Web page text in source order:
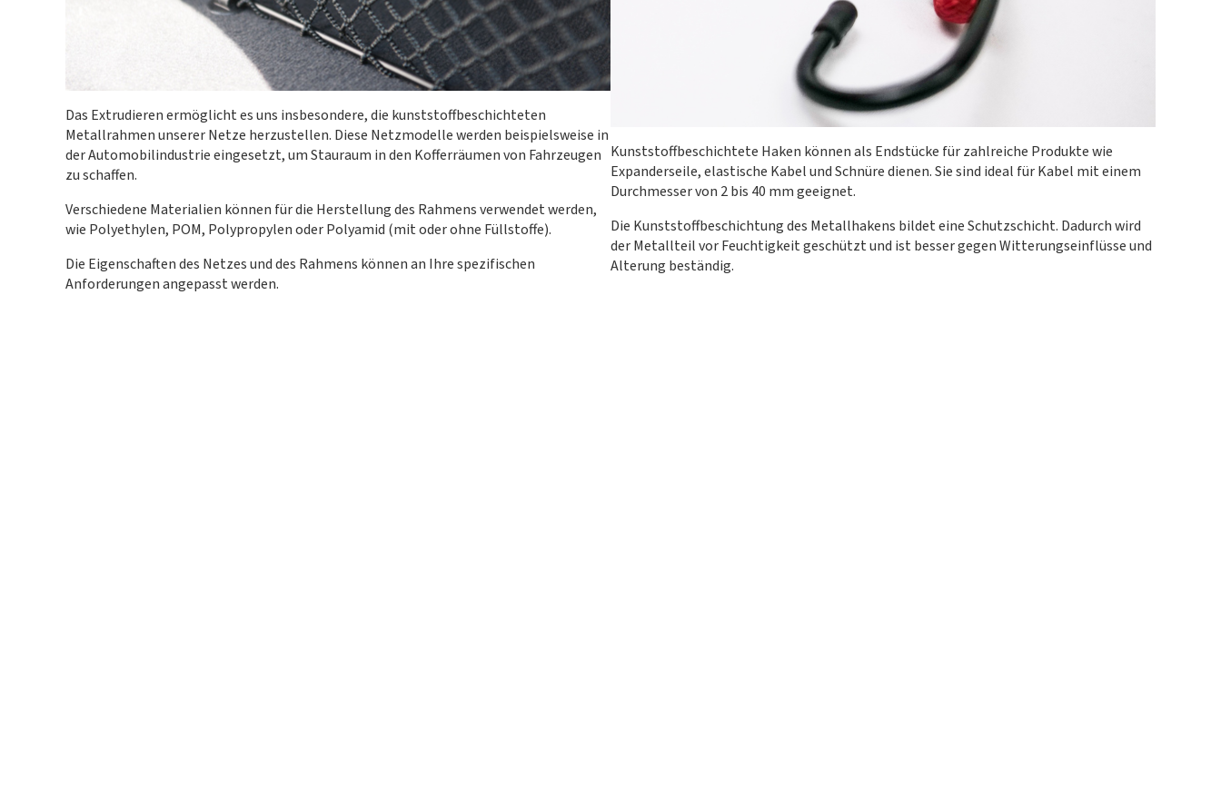
Das Extrudieren ermöglicht es uns insbesondere, die kunststoffbeschichteten
Metallrahmen unserer Netze herzustellen. Diese Netzmodelle werden beispielsweise in
der Automobilindustrie eingesetzt, um Stauraum in den Kofferräumen von Fahrzeugen
zu schaffen.
Verschiedene Materialien können für die Herstellung des Rahmens verwendet werden,
wie Polyethylen, POM, Polypropylen oder Polyamid (mit oder ohne Füllstoffe).
Die Eigenschaften des Netzes und des Rahmens können an Ihre spezifischen
Anforderungen angepasst werden.
Kunststoffbeschichtete Haken können als Endstücke für zahlreiche Produkte wie
Expanderseile, elastische Kabel und Schnüre dienen. Sie sind ideal für Kabel mit einem
Durchmesser von 2 bis 40 mm geeignet.
Die Kunststoffbeschichtung des Metallhakens bildet eine Schutzschicht. Dadurch wird
der Metallteil vor Feuchtigkeit geschützt und ist besser gegen Witterungseinflüsse und
Alterung beständig.